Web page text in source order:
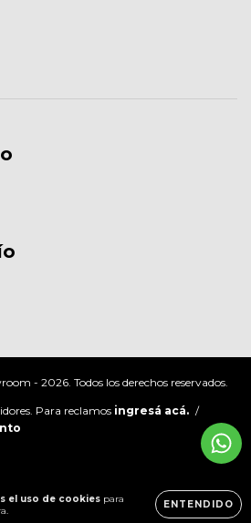
el uso de cookies para
ENTENDIDO
- 2026. Todos los derechos reservados.
Para reclamos ingresá acá. /